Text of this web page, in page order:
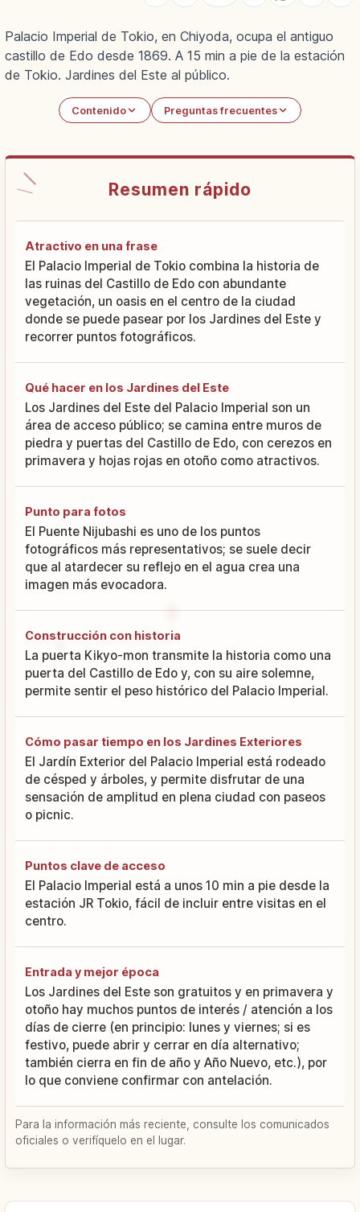
Palacio Imperial de Tokio, en Chiyoda, ocupa el antiguo
castillo de Edo desde 1869. A 15 min a pie de la estación
de Tokio. Jardines del Este al público.
Contenido Preguntas frecuentes
Resumen rápido
Atractivo en una frase
El Palacio Imperial de Tokio combina la historia de
las ruinas del Castillo de Edo con abundante
vegetación, un oasis en el centro de la ciudad
donde se puede pasear por los Jardines del Este y
recorrer puntos fotográficos.
Qué hacer en los Jardines del Este
Los Jardines del Este del Palacio Imperial son un
área de acceso público; se camina entre muros de
piedra y puertas del Castillo de Edo, con cerezos en
primavera y hojas rojas en otoño como atractivos.
Punto para fotos
El Puente Nijubashi es uno de los puntos
fotográficos más representativos; se suele decir
que al atardecer su reflejo en el agua crea una
imagen más evocadora.
Construcción con historia
La puerta Kikyo-mon transmite la historia como una
puerta del Castillo de Edo y, con su aire solemne,
permite sentir el peso histórico del Palacio Imperial.
Cómo pasar tiempo en los Jardines Exteriores
El Jardín Exterior del Palacio Imperial está rodeado
de césped y árboles, y permite disfrutar de una
sensación de amplitud en plena ciudad con paseos
o picnic.
Puntos clave de acceso
El Palacio Imperial está a unos 10 min a pie desde la
estación JR Tokio, fácil de incluir entre visitas en el
centro.
Entrada y mejor época
Los Jardines del Este son gratuitos y en primavera y
otoño hay muchos puntos de interés / atención a los
días de cierre (en principio: lunes y viernes; si es
festivo, puede abrir y cerrar en día alternativo;
también cierra en fin de año y Año Nuevo, etc.), por
lo que conviene confirmar con antelación.
Para la información más reciente, consulte los comunicados
oficiales o verifíquelo en el lugar.